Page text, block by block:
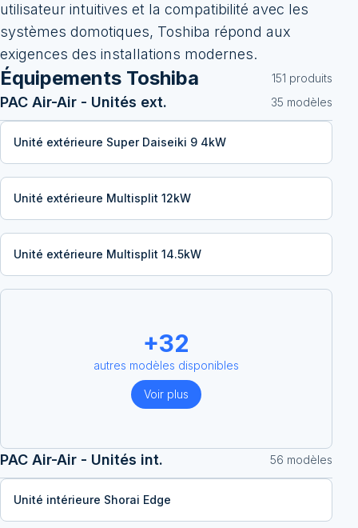
utilisateur intuitives et la compatibilité avec les
systèmes domotiques, Toshiba répond aux
exigences des installations modernes.
Équipements Toshiba 151 produits
PAC Air-Air - Unités ext. 35 modèles
Unité extérieure Super Daiseiki 9 4kW
Unité extérieure Multisplit 12kW
Unité extérieure Multisplit 14.5kW
+32
autres modèles disponibles
Voir plus
PAC Air-Air - Unités int. 56 modèles
Unité intérieure Shorai Edge